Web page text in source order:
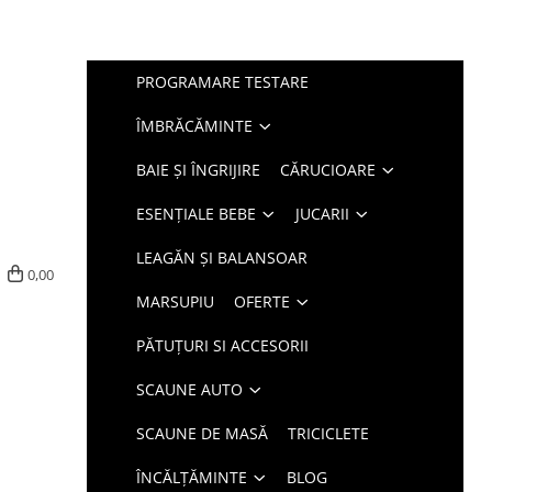
0,00
PROGRAMARE TESTARE
ÎMBRĂCĂMINTE
BAIE ȘI ÎNGRIJIRE CĂRUCIOARE
ESENȚIALE BEBE JUCARII
LEAGĂN ȘI BALANSOAR
MARSUPIU OFERTE
PĂTUȚURI SI ACCESORII
SCAUNE AUTO
SCAUNE DE MASĂ TRICICLETE
ÎNCĂLȚĂMINTE BLOG